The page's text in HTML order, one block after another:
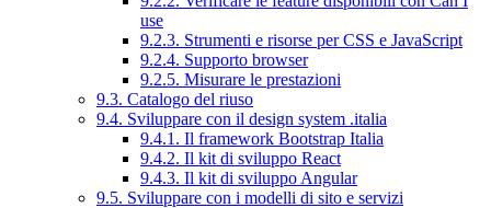
use
9.2.3. Strumenti e risorse per CSS e JavaScript
9.2.4. Supporto browser
9.2.5. Misurare le prestazioni
9.3. Catalogo del riuso
9.4. Sviluppare con il design system .italia
9.4.1. Il framework Bootstrap Italia
9.4.2. Il kit di sviluppo React
9.4.3. Il kit di sviluppo Angular
9.5. Sviluppare con i modelli di sito e servizi